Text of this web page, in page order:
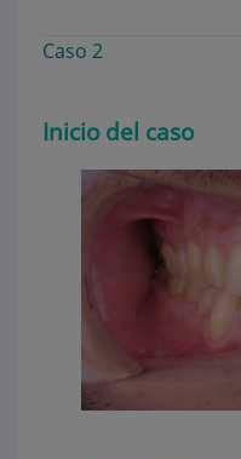
Caso 2
Inicio del caso